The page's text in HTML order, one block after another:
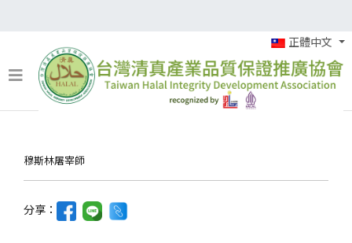
正體中文
穆斯林屠宰師
2012年5月11日
穆斯林屠宰師
分享：